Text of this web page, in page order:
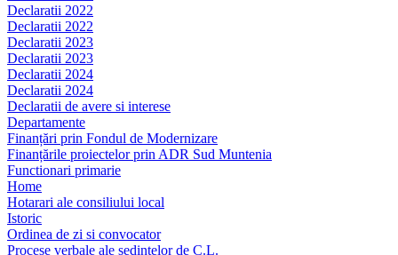
Declaratii 2022
Declaratii 2022
Declaratii 2023
Declaratii 2023
Declaratii 2024
Declaratii 2024
Declaratii de avere si interese
Departamente
Finanțări prin Fondul de Modernizare
Finanțările proiectelor prin ADR Sud Muntenia
Functionari primarie
Home
Hotarari ale consiliului local
Istoric
Ordinea de zi si convocator
Procese verbale ale sedintelor de C.L.